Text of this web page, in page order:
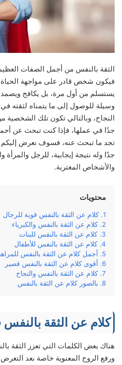
الثقة بالنفس من أجمل الصفات
فيكون شخص قادر على مواجهة الحياة
يستسلم من أول مرة، بل يكافح
وسيلة للوصول إلى ما يتمناه لثقته في
النجاح، وبالتالي تكون تلك الشخصية
جدًا في عملها، فإذا كنت تبحث عن
تجد ما تبحث عنه، فسوف نعرض إليكم
جدًا وله نتيجة إيجابية، للرجل والمرأة
والأشخاص المغتربة.
محتويات
كلام عن الثقة بالنفس قوية للرجال
كلام عن الثقة بالنفس والكبرياء
كلام عن الثقة بالنفس للبنات
كلام عن الثقة بالنفس للأطفال
أجمل كلام عن الثقة بالنفس
أقوى كلام عن الثقة بالنفس قصير
كلام عن الثقة بالنفس والنجاح
بالصور كلام عن الثقة بالنفس
كلام عن الثقة بالنفس
هناك بعض الكلمات التي تعزز الثقة
ورفع الروح المعنوية خاصة بعد